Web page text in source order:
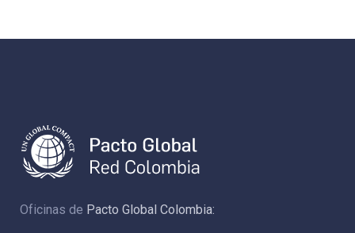
Oficinas de Pacto Global Colombia: